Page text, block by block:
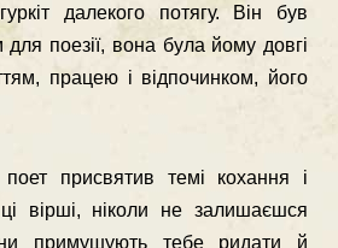
далекого потягу. Він був
поезії, вона була йому довгі
пра­цею і відпочинком, його
присвятив темі кохання і
вірші, ніколи не залишаєшся
приму­шують тебе ридати й